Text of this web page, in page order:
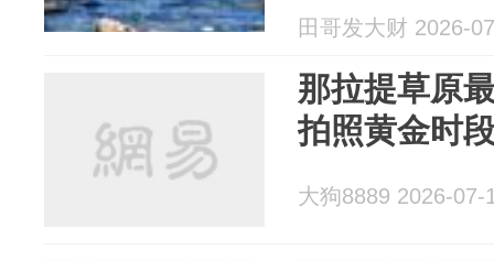
路）
田哥发大财 2026-
那拉提草原
拍照黄金时
大狗8889 2026-07-